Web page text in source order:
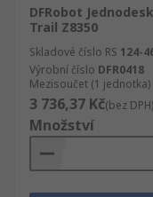
DFRobot
Trail Z8350
Skladové číslo RS 124-
Výrobní číslo DFR0418
Mezisoučet (1 jednotka)
3 736,37 Kč(bez DPH)
Množství